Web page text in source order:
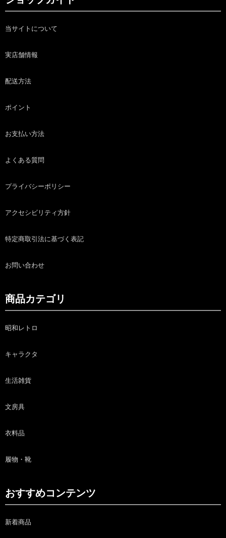
当サイトについて
実店舗情報
配送方法
ポイント
お支払い方法
よくある質問
プライバシーポリシー
アクセシビリティ方針
特定商取引法に基づく表記
お問い合わせ
商品カテゴリ
昭和レトロ
キャラクタ
生活雑貨
文房具
衣料品
履物・靴
おすすめコンテンツ
新着商品